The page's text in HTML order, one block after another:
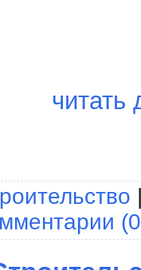
читать